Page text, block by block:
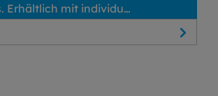
Erhältlich mit individu…